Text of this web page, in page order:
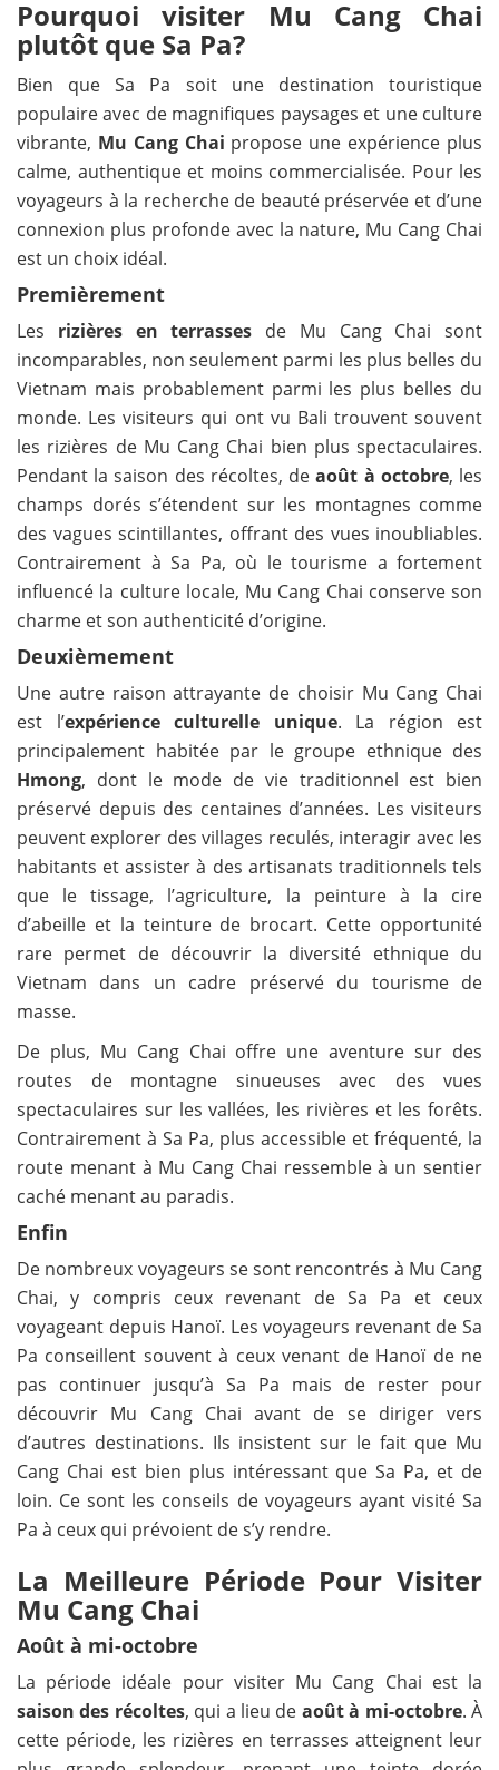
Pourquoi visiter Mu Cang Chai
plutôt que Sa Pa?
Bien que Sa Pa soit une destination touristique
populaire avec de magnifiques paysages et une culture
vibrante, Mu Cang Chai propose une expérience plus
calme, authentique et moins commercialisée. Pour les
voyageurs à la recherche de beauté préservée et d’une
connexion plus profonde avec la nature, Mu Cang Chai
est un choix idéal.
Premièrement
Les rizières en terrasses de Mu Cang Chai sont
incomparables, non seulement parmi les plus belles du
Vietnam mais probablement parmi les plus belles du
monde. Les visiteurs qui ont vu Bali trouvent souvent
les rizières de Mu Cang Chai bien plus spectaculaires.
Pendant la saison des récoltes, deaoût à octobre, les
champs dorés s’étendent sur les montagnes comme
des vagues scintillantes, offrant des vues inoubliables.
Contrairement à Sa Pa, où le tourisme a fortement
influencé la culture locale, Mu Cang Chai conserve son
charme et son authenticité d’origine.
Deuxièmement
Une autre raison attrayante de choisir Mu Cang Chai
est l’expérience culturelle unique. La région est
principalement habitée par le groupe ethnique des
Hmong, dont le mode de vie traditionnel est bien
préservé depuis des centaines d’années. Les visiteurs
peuvent explorer des villages reculés, interagir avec les
habitants et assister à des artisanats traditionnels tels
que le tissage, l’agriculture, la peinture à la cire
d’abeille et la teinture de brocart. Cette opportunité
rare permet de découvrir la diversité ethnique du
Vietnam dans un cadre préservé du tourisme de
masse.
De plus, Mu Cang Chai offre une aventure sur des
routes de montagne sinueuses avec des vues
spectaculaires sur les vallées, les rivières et les forêts.
Contrairement à Sa Pa, plus accessible et fréquenté, la
route menant à Mu Cang Chai ressemble à un sentier
caché menant au paradis.
Enfin
De nombreux voyageurs se sont rencontrés à Mu Cang
Chai, y compris ceux revenant de Sa Pa et ceux
voyageant depuis Hanoï. Les voyageurs revenant de Sa
Pa conseillent souvent à ceux venant de Hanoï de ne
pas continuer jusqu’à Sa Pa mais de rester pour
découvrir Mu Cang Chai avant de se diriger vers
d’autres destinations. Ils insistent sur le fait que Mu
Cang Chai est bien plus intéressant que Sa Pa, et de
loin. Ce sont les conseils de voyageurs ayant visité Sa
Pa à ceux qui prévoient de s’y rendre.
La Meilleure Période Pour Visiter
Mu Cang Chai
Août à mi-octobre
La période idéale pour visiter Mu Cang Chai est la
saison des récoltes, qui a lieu de août à mi-octobre. À
cette période, les rizières en terrasses atteignent leur